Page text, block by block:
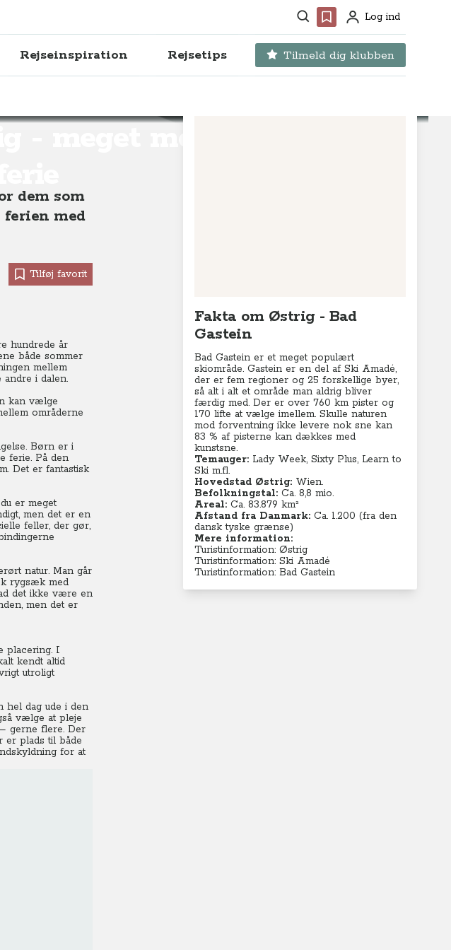
Søg Favoritter
ProfilLog ind
Rejseinspiration Rejsetips Tilmeld dig klubben
- meget mere
dem som
med
Tilføj favorit
hundrede år
både sommer
mellem
i dalen.
kan vælge
områderne
Børn er i
ferie. På den
Det er fantastisk
er meget
men det er en
feller, der gør,
natur. Man går
rygsæk med
det ikke være en
men det er
placering. I
kendt altid
utroligt
hel dag ude i den
vælge at pleje
gerne flere. Der
er plads til både
for at
Fakta om Østrig - Bad
Gastein
Bad Gastein er et meget populært
skiområde. Gastein er en del af Ski Amadé,
der er fem regioner og 25 forskellige byer,
så alt i alt et område man aldrig bliver
færdig med. Der er over 760 km pister og
170 lifte at vælge imellem. Skulle naturen
mod forventning ikke levere nok sne kan
83 % af pisterne kan dækkes med
kunstsne.
Temauger: Lady Week, Sixty Plus, Learn to
Ski m.fl.
Hovedstad Østrig: Wien.
Befolkningstal: Ca. 8,8 mio.
Areal:Ca. 83.879 km²
Afstand fra Danmark: Ca. 1.200 (fra den
dansk tyske grænse)
Mere information:
Turistinformation: Østrig
Turistinformation: Ski Amadé
Turistinformation: Bad Gastein